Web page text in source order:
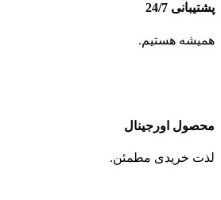
پشتیبانی 24/7
همیشه هستیم.
محصول اورجینال
لذت خریدی مطمئن.